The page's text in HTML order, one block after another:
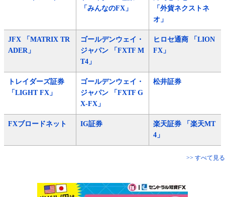
「みんなのFX」
「外貨ネクストネ
オ」
JFX 「MATRIX TR
ADER」
ゴールデンウェイ・
ジャパン 「FXTF M
T4」
ヒロセ通商 「LION
FX」
トレイダーズ証券
「LIGHT FX」
ゴールデンウェイ・
ジャパン 「FXTF G
X-FX」
松井証券
FXブロードネット IG証券
楽天証券 「楽天MT
4」
>> すべて見る